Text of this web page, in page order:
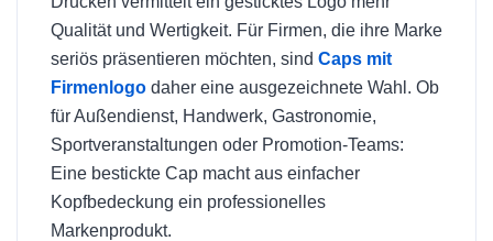
Qualität und Wertigkeit. Für Firmen, die ihre Marke
seriös präsentieren möchten, sind Caps mit
Firmenlogo daher eine ausgezeichnete Wahl. Ob
für Außendienst, Handwerk, Gastronomie,
Sportveranstaltungen oder Promotion-Teams:
Eine bestickte Cap macht aus einfacher
Kopfbedeckung ein professionelles
Markenprodukt.